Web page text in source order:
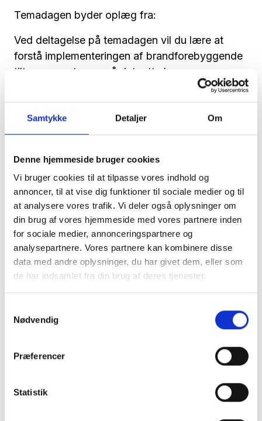
Samtykke Detaljer Om
Denne hjemmeside bruger cookies
Vi bruger cookies til at tilpasse vores indhold og
annoncer, til at vise dig funktioner til sociale medier og til
at analysere vores trafik. Vi deler også oplysninger om
din brug af vores hjemmeside med vores partnere inden
for sociale medier, annonceringspartnere og
analysepartnere. Vores partnere kan kombinere disse
data med andre oplysninger, du har givet dem, eller som
de har indsamlet fra din brug af deres tjenester.
Nødvendig
Præferencer
Statistik
Temadagen byder oplæg fra:
Ved deltagelse på temadagen vil du lære at
forstå implementeringen af brandforebyggende
tiltag og systemer, så det rette bruger-
teknologi-match sikres og dødsbrande kan
forebygge.